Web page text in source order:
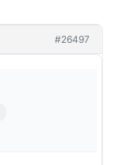
#26497